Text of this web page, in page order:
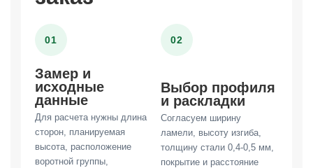
01
Замер и
исходные
данные
Для расчета нужны длина
сторон, планируемая
высота, расположение
воротной группы,
02
Выбор профиля
и раскладки
Согласуем ширину
ламели, высоту изгиба,
толщину стали 0,4-0,5 мм,
покрытие и расстояние